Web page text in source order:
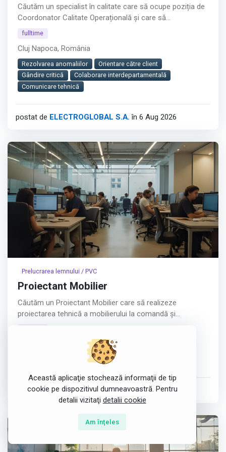
Căutăm un specialist în calitate care să ocupe poziția de
Coordonator Calitate Operațională și care să
construiască, real, un sistem de calitate în producția de
tehnice.
Afișează tot
fulltime
Cluj Napoca, România
Rezolvarea anomaliilor
Orientare către client
Gândire critică
Colaborare interdepartamentală
Comunicare tehnică
postat de ELECTROGLOBAL S.A. în 6 Aug 2026
Prelucrarea lemnului / PVC
Proiectant Mobilier
Căutăm un Proiectant Mobilier care să realizeze
proiectarea tehnică a mobilierului la comandă și
pregătirea proiectelor pentru producție.
obligatorie. Trainingul pentru utilizarea programului
Corpus și pentru procesele noastre de proiectare și
Responsabilități:
- Proiectarea tehnică a mobilierului la comandă în Corpus
Proiectare
postat de DELEX MOBIPROD SRLîn 23 Jul 2026
Această aplicaţie stochează informaţii de tip
cookie pe dispozitivul dumneavoastră. Pentru
detalii vizitaţi detalii cookie
Am înţeles